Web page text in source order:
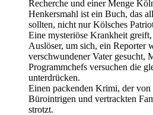
Recherche und einer Menge
Henkersmahl ist ein Buch, das
sollten, nicht nur Kölsches
Eine mysteriöse Krankheit
Auslöser, um sich, ein Reporter
verschwundener Vater gesucht,
Programmchefs versuchen die
unterdrücken.
Einen packenden Krimi, der
Bürointrigen und vertrackten
strotzt.